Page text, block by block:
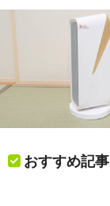
おすすめ記事